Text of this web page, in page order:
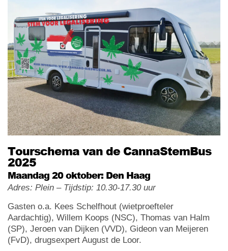
Tourschema van de CannaStemBus
2025
Maandag 20 oktober: Den Haag
Adres: Plein – Tijdstip: 10.30-17.30 uur
Gasten o.a. Kees Schelfhout (wietproefteler
Aardachtig), Willem Koops (NSC), Thomas van Halm
(SP), Jeroen van Dijken (VVD), Gideon van Meijeren
(FvD), drugsexpert August de Loor.